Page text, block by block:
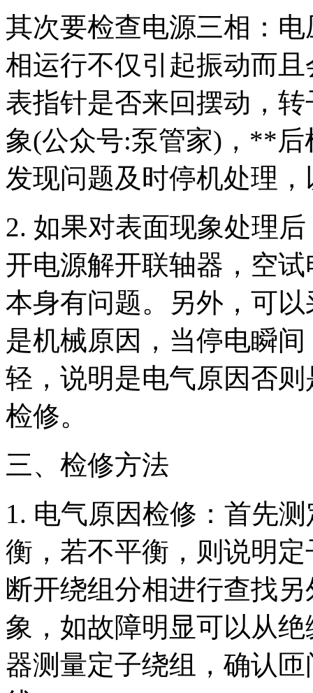
其次要检查电源三相：
相运行不仅引起振动而
表指针是否来回摆动，
象(公众号:泵管家)，**
发现问题及时停机处理
2. 如果对表面现象处理
开电源解开联轴器，空
本身有问题。另外，可
是机械原因，当停电瞬
轻，说明是电气原因否
检修。
三、检修方法
1. 电气原因检修：首先
衡，若不平衡，则说明
断开绕组分相进行查找
象，如故障明显可以从
器测量定子绕组，确认